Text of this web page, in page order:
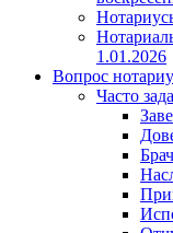
1.01.2026
Вопрос
Часто